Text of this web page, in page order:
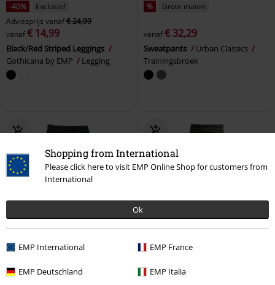
Shopping from International
Please click here to visit EMP Online Shop for customers from
International
Ok
EMP International EMP France
EMP Deutschland EMP Italia
-40%
Exclusief
Adviesprijs vanaf€ 24,99
vanaf€ 14,99
Black/Red Striped Leggings
Gothicana by EMP
Legging
% Grote maten
vanaf€ 32,29
Sweatpants
Urban Classics
Trainingsbroek
€ 30,99
Adviesprijs
€ 15,99